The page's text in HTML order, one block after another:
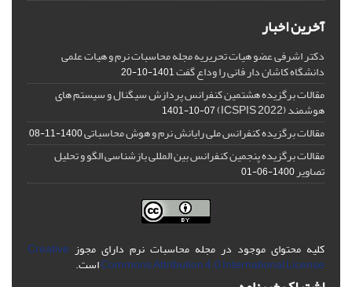
آخرین اخبار
دکتر اشرفی عضو هیات تحریریه مجله محاسبات نرم و هیات علمی
دانشگاه کاشان دار فانی را وداع گفت1401-10-20
مقالات برگزیده هشتمین کنفرانس پردازش سیگنال و سیستم های
هوشمند (ICSPIS 2022) 1401-10-07
مقالات برگزیده کنفرانس ملی رایانش نرم و هوش محاسباتی1400-11-08
مقالات برگزیده پنجمین کنفرانس بین المللی بازشناسی الگو و تحلیل
تصاویر1400-06-01
کلیه محتوای موجود در مجله محاسبات نرم دارای مجوز Creative
Commons Attribution 4.0 International Licenseاست.